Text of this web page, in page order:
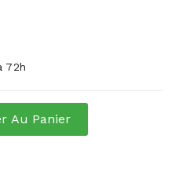
72h
Au Panier